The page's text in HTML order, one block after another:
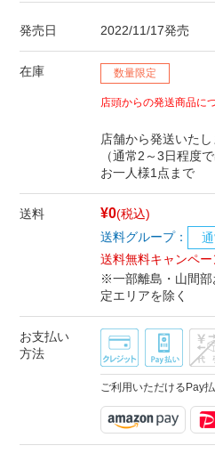
発売日 2022/11/17発売
在庫 数量限定
店頭からの発送商品に
店舗から発送いたし
（通常2～3日程度
お一人様1点まで
送料 ¥0(税込)
送料グループ：
送料無料キャンペ
※一部離島・山間部
定エリアを除く
お支払い
方法
ご利用いただけるPay